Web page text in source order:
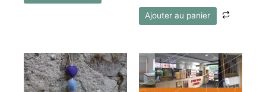
Ajouter au panier